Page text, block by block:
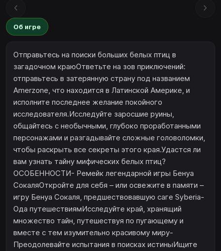
Об игре
Отправьтесь на поиски больших белых птиц в
загадочном краюОтветьте на зов приключений:
отправьтесь в затерянную страну под названием
Amerzone, что находится в Латинской Америке, и
исполните последнее желание покойного
исследователя.Исследуйте заросшие руины,
общайтесь с необычными, глубоко проработанными
персонажами и разгадывайте сложные головоломки,
чтобы раскрыть все секреты этого края.Удастся ли
вам узнать тайну мифических белых птиц?
ОСОБЕННОСТИ- Ремейк легендарной игры Бенуа
СокаляОткройте для себя – или освежите в памяти –
игру Бенуа Сокаля, предшествовавшую саге Syberia-
Ода путешествиямИсследуйте край, хранящий
множество тайн, путешествуя по пугающему и
вместе с тем изумительно красивому миру-
Преодолевайте испытания в поисках истиныИщите